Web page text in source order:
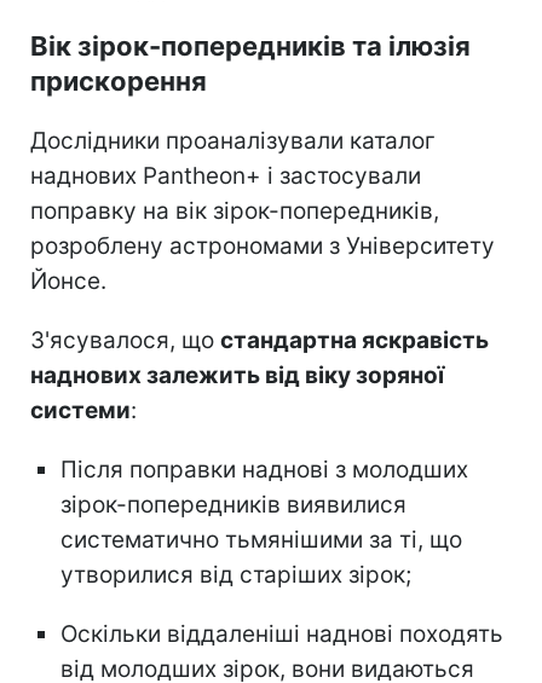
Вік зірок-попередників та ілюзія
прискорення
Дослідники проаналізували каталог
наднових Pantheon+ і застосували
поправку на вік зірок-попередників,
розроблену астрономами з Університету
Йонсе.
З'ясувалося, що стандартна яскравість
наднових залежить від віку зоряної
системи:
Після поправки наднові з молодших
зірок-попередників виявилися
систематично тьмянішими за ті, що
утворилися від старіших зірок;
Оскільки віддаленіші наднові походять
від молодших зірок, вони видаються